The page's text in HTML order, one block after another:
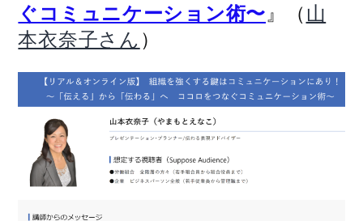
ぐコミュニケーション術〜 』（ 山
本衣奈子さん ）